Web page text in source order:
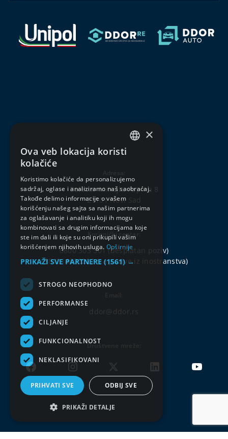
Bulevar Mihajla Pupina 8
21101 Novi Sad
Korisnički centar:
0800 303 301 (besplatan poziv)
+381214802222(za pozive iz inostranstva)
ddor@ddor.rs
Društvene mreže:
×
Ova veb lokacija koristi
kolačiće
Koristimo kolačiće da personalizujemo
sadržaj, oglase i analiziramo naš saobraćaj.
Takođe delimo informacije o vašem
korišćenju našeg sajta sa našim partnerima
za oglašavanje i analitiku koji ih mogu
kombinovati sa drugim informacijama koje
ste im dali ili koje su oni prikupili vašim
korišćenjem njihovih usluga. Opširnije
PRIKAŽI SVE PARTNERE (1561) →
STROGO NEOPHODNO
PERFORMANSE
CILJANJE
FUNKCIONALNOST
NEKLASIFIKOVANI
PRIHVATI SVE ODBIJ SVE
PRIKAŽI DETALJE